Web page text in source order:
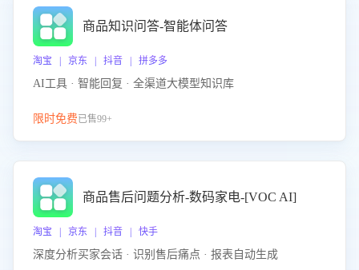
商品知识问答-智能体问答
淘宝 | 京东 | 抖音 | 拼多多
AI工具 · 智能回复 · 全渠道大模型知识库
限时免费已售99+
商品售后问题分析-数码家电-[VOC AI]
淘宝 | 京东 | 抖音 | 快手
深度分析买家会话 · 识别售后痛点 · 报表自动生成